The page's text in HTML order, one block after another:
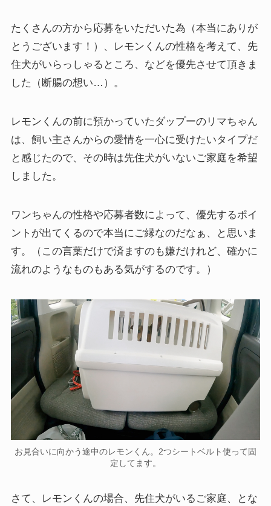
たくさんの方から応募をいただいた為（本当にありが
とうございます！）、レモンくんの性格を考えて、先
住犬がいらっしゃるところ、などを優先させて頂きま
した（断腸の想い…）。
レモンくんの前に預かっていたダップーのリマちゃん
は、飼い主さんからの愛情を一心に受けたいタイプだ
と感じたので、その時は先住犬がいないご家庭を希望
しました。
ワンちゃんの性格や応募者数によって、優先するポイ
ントが出てくるので本当にご縁なのだなぁ、と思いま
す。（この言葉だけで済ますのも嫌だけれど、確かに
流れのようなものもある気がするのです。）
お見合いに向かう途中のレモンくん。2つシートベルト使って固
定してます。
さて、レモンくんの場合、先住犬がいるご家庭、とな